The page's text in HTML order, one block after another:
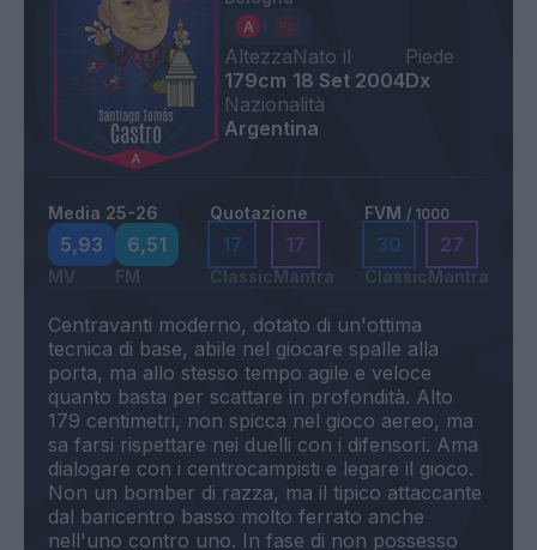
Altezza
179cm
Nato il
18 Set 2004
Piede
Dx
Nazionalità
Argentina
Media 25-26
5,93
MV
6,51
FM
Quotazione
17
Classic
17
Mantra
FVM / 1000
30
Classic
27
Mantra
Centravanti moderno, dotato di un'ottima
tecnica di base, abile nel giocare spalle alla
porta, ma allo stesso tempo agile e veloce
quanto basta per scattare in profondità. Alto
179 centimetri, non spicca nel gioco aereo, ma
sa farsi rispettare nei duelli con i difensori. Ama
dialogare con i centrocampisti e legare il gioco.
Non un bomber di razza, ma il tipico attaccante
dal baricentro basso molto ferrato anche
nell'uno contro uno. In fase di non possesso